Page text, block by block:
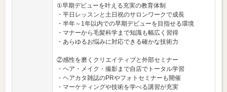
①早期デビューを叶える充実の教育体制
・平日レッスンと土日祝のサロンワークで成長
・半年～1年以内での早期デビューを目指せる環境
・マナーから毛髪科学まで知識も幅広く習得
・あらゆるお悩みに対応できる確かな技術力
②感性を磨くクリエイティブと外部セミナー
・ヘア・メイク・撮影まで自店でトータル学習
・ヘアカタ雑誌のPRやフォトセミナーも開催
・マーケティングや技術を学べる講習が充実